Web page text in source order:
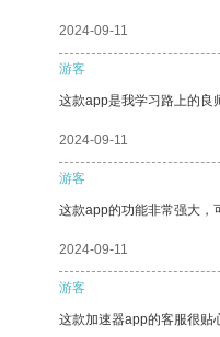
2024-09-11
游客
这款app是我学习路上的良
2024-09-11
游客
这款app的功能非常强大，
2024-09-11
游客
这款加速器app的客服很贴